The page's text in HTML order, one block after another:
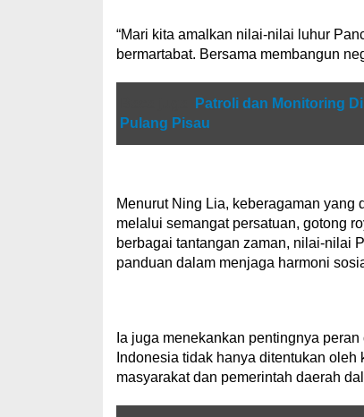
“Mari kita amalkan nilai-nilai luhur
bermartabat. Bersama membangun
Patroli dan Monitoring
Pulang Pisau
Menurut Ning Lia, keberagaman
melalui semangat persatuan, gotong
berbagai tantangan zaman, nilai-nilai
panduan dalam menjaga harmoni
Ia juga menekankan pentingnya
Indonesia tidak hanya ditentukan
masyarakat dan pemerintah daerah